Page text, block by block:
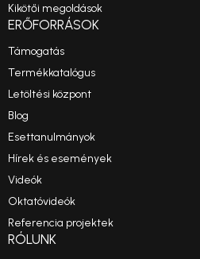
Kikötői megoldások
ERŐFORRÁSOK
Támogatás
Termékkatalógus
Letöltési központ
Blog
Esettanulmányok
Hírek és események
Videók
Oktatóvideók
Referencia projektek
RÓLUNK